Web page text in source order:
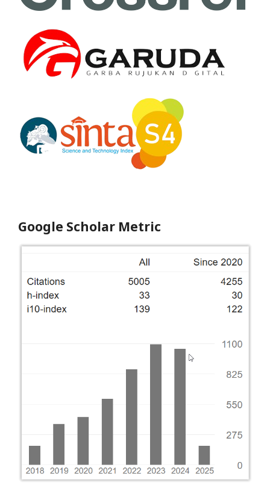
Google Scholar Metric